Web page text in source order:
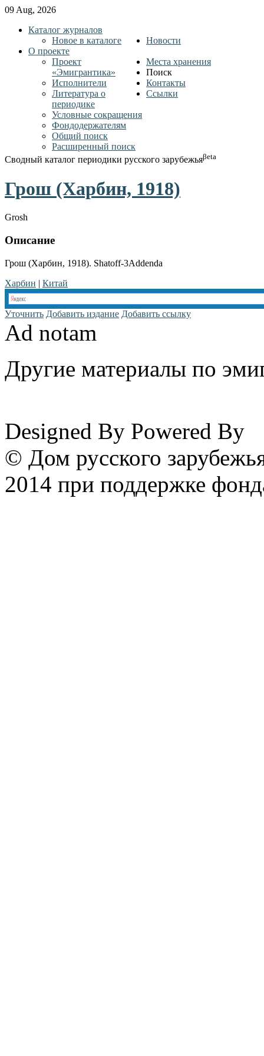
09 Aug, 2026
Каталог журналов
Новое в каталоге
Новости
О проекте
Проект
«Эмигрантика»
Исполнители
Литература о
периодике
Условные сокращения
Фондодержателям
Места хранения
Поиск
Общий поиск
Расширенный поиск
Контакты
Ссылки
Сводный каталог периодики русского зарубежьяβeta
Грош (Харбин, 1918)
Grosh
Описание
Грош (Харбин, 1918). Shatoff-3Addenda
Харбин | Китай
Уточнить Добавить издание Добавить ссылку
Ad notam
Другие материалы по
Designed By Powered By
© Дом русского
2014 при поддержке